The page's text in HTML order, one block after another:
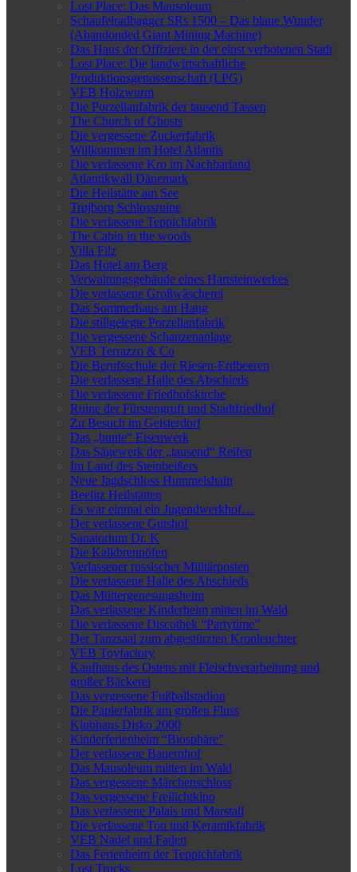
Lost Place: Das Mausoleum
Schaufelradbagger SRs 1500 – Das blaue Wunder
(Abandonded Giant Mining Machine)
Das Haus der Offiziere in der einst verbotenen Stadt
Lost Place: Die landwirtschaftliche
Produktionsgenossenschaft (LPG)
VEB Holzwurm
Die Porzellanfabrik der tausend Tassen
The Church of Ghosts
Die vergessene Zuckerfabrik
Willkommen im Hotel Atlantis
Die verlassene Kro im Nachbarland
Atlantikwall Dänemark
Die Heilstätte am See
Trøjborg Schlossruine
Die verlassene Teppichfabrik
The Cabin in the woods
Villa Filz
Das Hotel am Berg
Verwaltungsgebäude eines Hartsteinwerkes
Die verlassene Großwäscherei
Das Sommerhaus am Hang
Die stillgelegte Porzellanfabrik
Die vergessene Schanzenanlage
VEB Terrazzo & Co
Die Berufsschule der Riesen-Erdbeeren
Die verlassene Halle des Abschieds
Die verlassene Friedhofskirche
Ruine der Fürstengruft und Stadtfriedhof
Zu Besuch im Geisterdorf
Das „bunte“ Eisenwerk
Das Sägewerk der „tausend“ Reifen
Im Land des Steinbeißers
Neue Jagdschloss Hummelshain
Beelitz Heilstätten
Es war einmal ein Jugendwerkhof…
Der verlassene Gutshof
Sanatorium Dr. K
Die Kalkbrennöfen
Verlassener russischer Militärposten
Die verlassene Halle des Abschieds
Das Müttergenesungsheim
Das verlassene Kinderheim mitten im Wald
Die verlassene Discothek “Partytime”
Der Tanzsaal zum abgestürzten Kronleuchter
VEB Toyfactory
Kaufhaus des Ostens mit Fleischverarbeitung und
großer Bäckerei
Das vergessene Fußballstadion
Die Papierfabrik am großen Fluss
Klubhaus Disko 2000
Kinderferienheim “Biosphäre”
Der verlassene Bauernhof
Das Mausoleum mitten im Wald
Das vergessene Märchenschloss
Das vergessene Freilichtkino
Das verlassene Palais und Marstall
Die verlassene Ton und Keramikfabrik
VEB Nadel und Faden
Das Ferienheim der Teppichfabrik
Lost Trucks